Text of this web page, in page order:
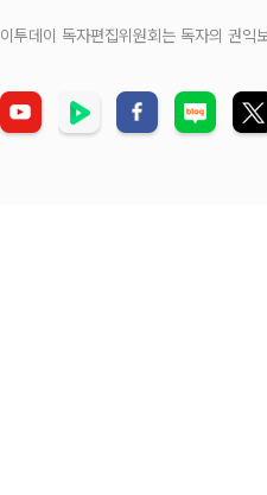
이투데이 독자편집위원회는 독자의 권익